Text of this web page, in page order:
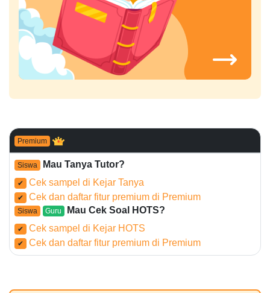
Premium
Siswa Mau Tanya Tutor?
✔ Cek sampel di Kejar Tanya
✔ Cek dan daftar fitur premium di Premium
Siswa Guru Mau Cek Soal HOTS?
✔ Cek sampel di Kejar HOTS
✔ Cek dan daftar fitur premium di Premium